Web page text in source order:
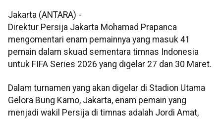
Jakarta (ANTARA) -
Direktur Persija Jakarta Mohamad Prapanca
mengomentari enam pemainnya yang masuk 41
pemain dalam skuad sementara timnas Indonesia
untuk FIFA Series 2026 yang digelar 27 dan 30 Maret.
Dalam turnamen yang akan digelar di Stadion Utama
Gelora Bung Karno, Jakarta, enam pemain yang
menjadi wakil Persija di timnas adalah Jordi Amat,